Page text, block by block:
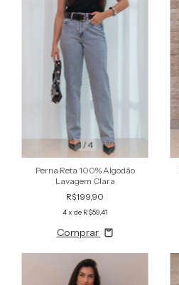
1 /4
Perna Reta 100% Algodão
Lavagem Clara
R$199,90
4x de R$59,41
Comprar